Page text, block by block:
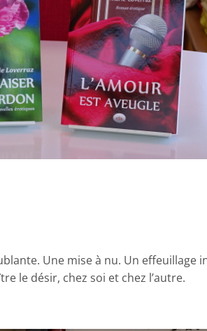
Une mise à nu. Un effeuillage
le désir, chez soi et chez l’autre.